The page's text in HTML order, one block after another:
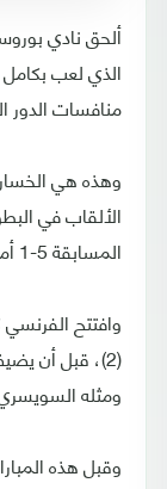
ألحق نادي
منافسات الدور
وهذه هي
المسابقة 5-1 أمام كولن عام 1972.
وافتتح
ومثله السويسري